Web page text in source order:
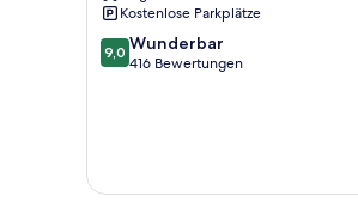
Kostenlose Parkplätze
9.0
von
9,0 Wunderbar
416 Bewertungen